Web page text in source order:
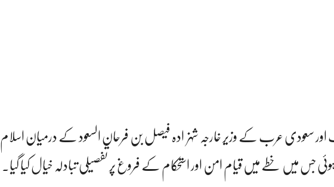
اور سعودی عرب کے وزیر خارجہ شہزادہ فیصل بن فرحان السعود کے درمیان اسلام
جس میں خطے میں قیام امن اور استحکام کے فروغ پر تفصیلی تبادلہ خیال کیا گیا۔